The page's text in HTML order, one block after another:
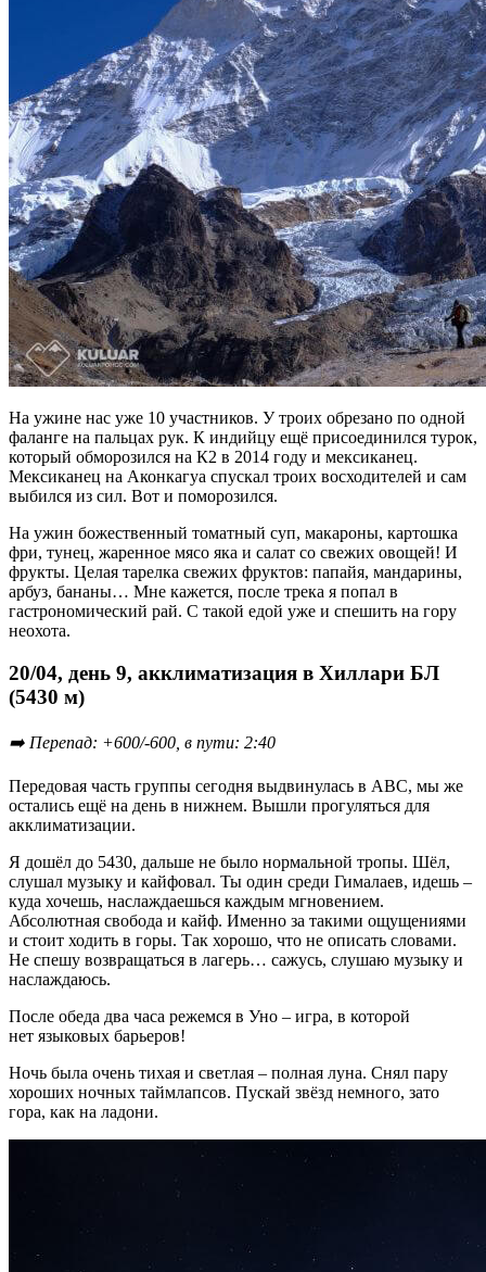
На ужине нас уже 10 участников. У троих обрезано по одной
фаланге на пальцах рук. К индийцу ещё присоединился турок,
который обморозился на К2 в 2014 году и мексиканец.
Мексиканец на Аконкагуа спускал троих восходителей и сам
выбился из сил. Вот и поморозился.
На ужин божественный томатный суп, макароны, картошка
фри, тунец, жаренное мясо яка и салат со свежих овощей! И
фрукты. Целая тарелка свежих фруктов: папайя, мандарины,
арбуз, бананы… Мне кажется, после трека я попал в
гастрономический рай. С такой едой уже и спешить на гору
неохота.
20/04, день 9, акклиматизация в Хиллари БЛ
(5430 м)
➡️ Перепад: +600/-600, в пути: 2:40
Передовая часть группы сегодня выдвинулась в АВС, мы же
остались ещё на день в нижнем. Вышли прогуляться для
акклиматизации.
Я дошёл до 5430, дальше не было нормальной тропы. Шёл,
слушал музыку и кайфовал. Ты один среди Гималаев, идешь –
куда хочешь, наслаждаешься каждым мгновением.
Абсолютная свобода и кайф. Именно за такими ощущениями
и стоит ходить в горы. Так хорошо, что не описать словами.
Не спешу возвращаться в лагерь… сажусь, слушаю музыку и
наслаждаюсь.
После обеда два часа режемся в Уно – игра, в которой
нет языковых барьеров!
Ночь была очень тихая и светлая – полная луна. Снял пару
хороших ночных таймлапсов. Пускай звёзд немного, зато
гора, как на ладони.